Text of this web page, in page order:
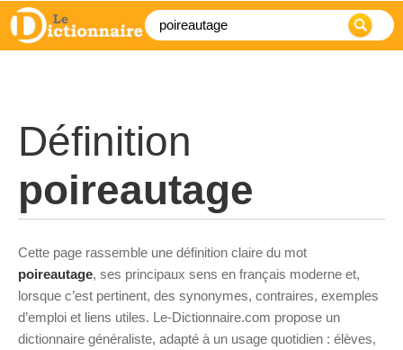
Définition
poireautage
Cette page rassemble une définition claire du mot
poireautage, ses principaux sens en français moderne et,
lorsque c’est pertinent, des synonymes, contraires, exemples
d’emploi et liens utiles. Le-Dictionnaire.com propose un
dictionnaire généraliste, adapté à un usage quotidien : élèves,